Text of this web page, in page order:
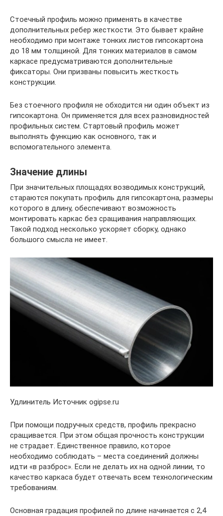
Стоечный профиль можно применять в качестве
дополнительных ребер жесткости. Это бывает крайне
необходимо при монтаже тонких листов гипсокартона
до 18 мм толщиной. Для тонких материалов в самом
каркасе предусматриваются дополнительные
фиксаторы. Они призваны повысить жесткость
конструкции.
Без стоечного профиля не обходится ни один объект из
гипсокартона. Он применяется для всех разновидностей
профильных систем. Стартовый профиль может
выполнять функцию как основного, так и
вспомогательного элемента.
Значение длины
При значительных площадях возводимых конструкций,
стараются покупать профиль для гипсокартона, размеры
которого в длину, обеспечивают возможность
монтировать каркас без сращивания направляющих.
Такой подход несколько ускоряет сборку, однако
большого смысла не имеет.
Удлинитель Источник ogipse.ru
При помощи подручных средств, профиль прекрасно
сращивается. При этом общая прочность конструкции
не страдает. Единственное правило, которое
необходимо соблюдать – места соединений должны
идти «в разброс». Если не делать их на одной линии, то
качество каркаса будет отвечать всем технологическим
требованиям.
Основная градация профилей по длине начинается с 2,4